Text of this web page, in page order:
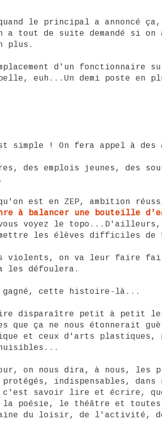
quand le principal a annoncé
tout de suite demandé si on
plus.
d'un fonctionnaire
euh...Un demi poste en
simple ! On fera appel à des
des emplois jeunes, des
est en ZEP, ambition
à balancer une bouteille
voyez le topo...D'ailleurs,
mettre les élèves difficiles de
violents, on va leur faire
les défoulera.
gagné, cette histoire-là...
disparaître petit à petit
que ça ne nous étonnerait
et ceux d'arts
on nous dira, à nous, les
protégés, indispensables,
c'est savoir lire et écrire,
poésie, le théâtre et toutes
du loisir, de l'activité,